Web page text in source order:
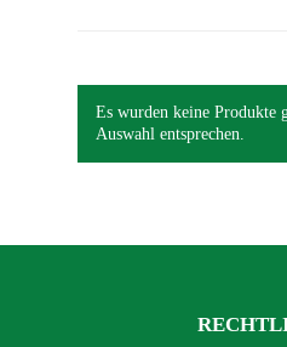
Es wurden keine Produkte
Auswahl entsprechen.